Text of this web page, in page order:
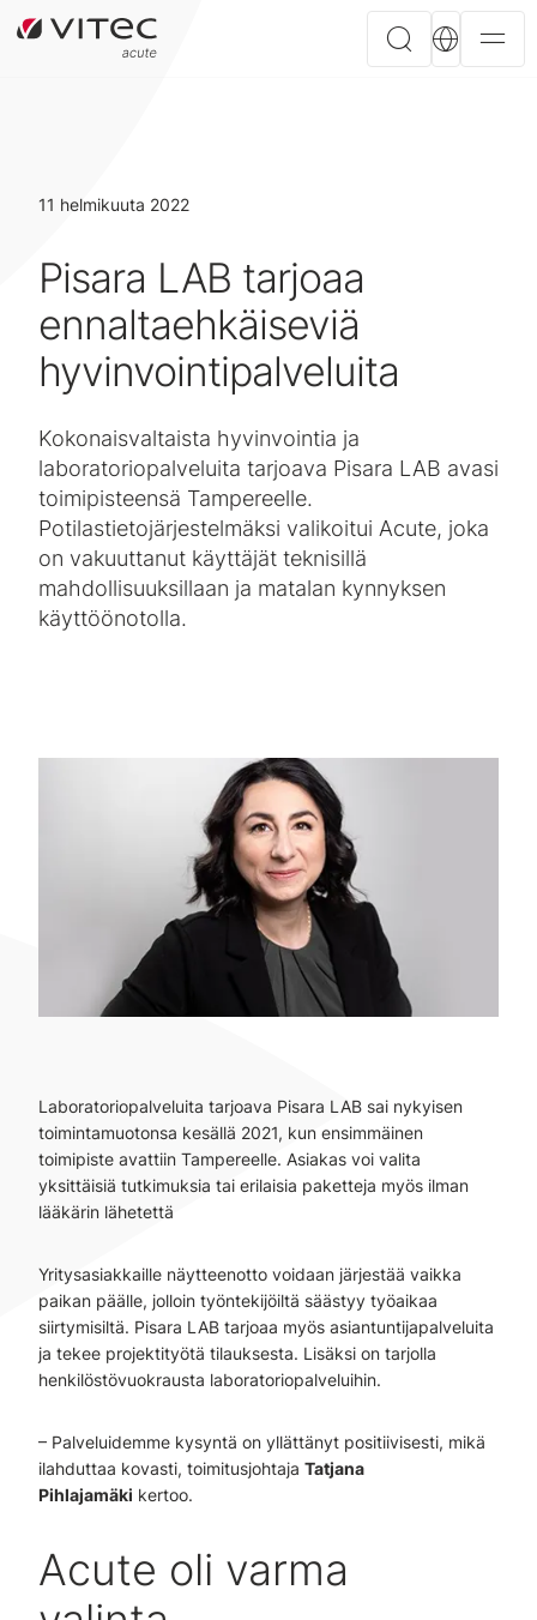
11 helmikuuta 2022
Pisara LAB tarjoaa
ennaltaehkäiseviä
hyvinvointipalveluita
Kokonaisvaltaista hyvinvointia ja
laboratoriopalveluita tarjoava Pisara LAB avasi
toimipisteensä Tampereelle.
Potilastietojärjestelmäksi valikoitui Acute, joka
on vakuuttanut käyttäjät teknisillä
mahdollisuuksillaan ja matalan kynnyksen
käyttöönotolla.
Laboratoriopalveluita tarjoava Pisara LAB sai nykyisen
toimintamuotonsa kesällä 2021, kun ensimmäinen
toimipiste avattiin Tampereelle. Asiakas voi valita
yksittäisiä tutkimuksia tai erilaisia paketteja myös ilman
lääkärin lähetettä
Yritysasiakkaille näytteenotto voidaan järjestää vaikka
paikan päälle, jolloin työntekijöiltä säästyy työaikaa
siirtymisiltä. Pisara LAB tarjoaa myös asiantuntijapalveluita
ja tekee projektityötä tilauksesta. Lisäksi on tarjolla
henkilöstövuokrausta laboratoriopalveluihin.
– Palveluidemme kysyntä on yllättänyt positiivisesti, mikä
ilahduttaa kovasti, toimitusjohtaja Tatjana
Pihlajamäki kertoo.
Acute oli varma